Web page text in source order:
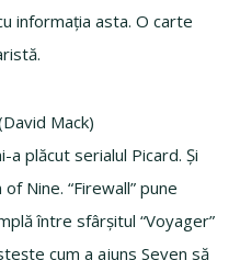
informația asta. O carte
Mack)
a plăcut serialul Picard. Și
Nine. “Firewall” pune
între sfârșitul “Voyager”
cum a ajuns Seven să